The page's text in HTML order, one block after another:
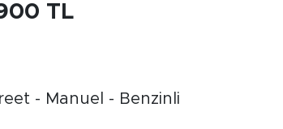
TL
- Manuel - Benzinli